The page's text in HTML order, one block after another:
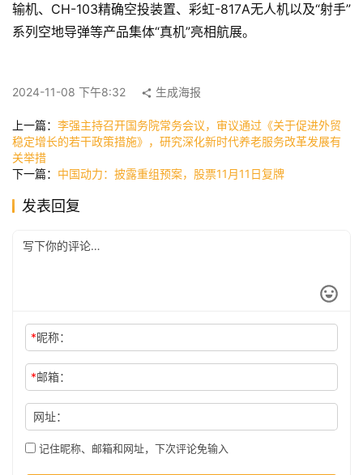
首
讯
公
司
科
输机、CH-103精确空投装置、彩虹-817A无人机以及“射手”
系列空地导弹等产品集体“真机”亮相航展。
2024-11-08 下午8:32 生成海报
上一篇： 李强主持召开国务院常务会议，审议通过《关于促进外贸
稳定增长的若干政策措施》，研究深化新时代养老服务改革发展有
关举措
下一篇： 中国动力：披露重组预案，股票11月11日复牌
发表回复
*昵称：
*邮箱：
网址：
记住昵称、邮箱和网址，下次评论免输入